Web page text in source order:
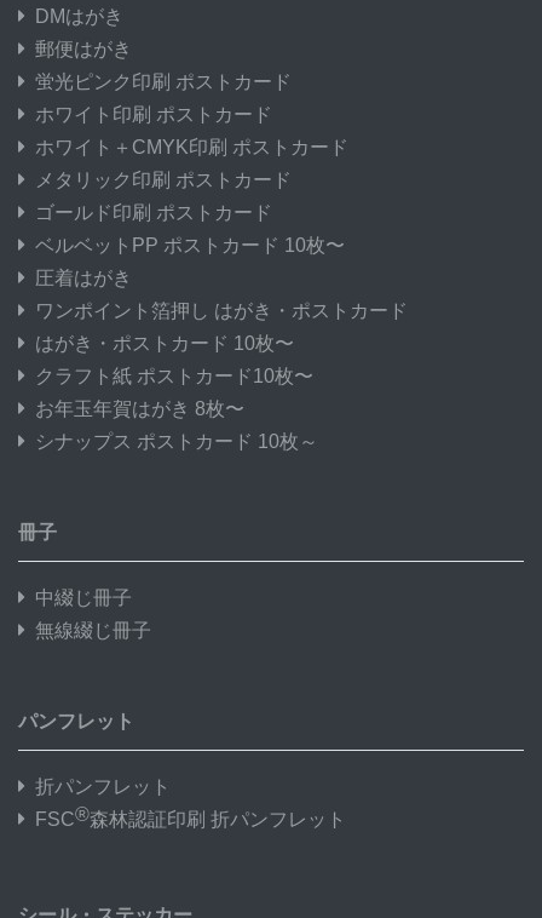
DMはがき
郵便はがき
蛍光ピンク印刷 ポストカード
ホワイト印刷 ポストカード
ホワイト＋CMYK印刷 ポストカード
メタリック印刷 ポストカード
ゴールド印刷 ポストカード
ベルベットPP ポストカード 10枚〜
圧着はがき
ワンポイント箔押し はがき・ポストカード
はがき・ポストカード 10枚〜
クラフト紙 ポストカード10枚〜
お年玉年賀はがき 8枚〜
シナップス ポストカード 10枚～
冊子
中綴じ冊子
無線綴じ冊子
パンフレット
折パンフレット
FSC®森林認証印刷 折パンフレット